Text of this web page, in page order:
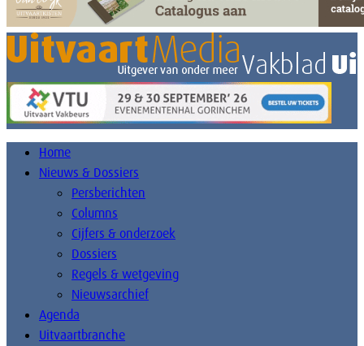
Home
Nieuws & Dossiers
Persberichten
Columns
Cijfers & onderzoek
Dossiers
Regels & wetgeving
Nieuwsarchief
Agenda
Uitvaartbranche